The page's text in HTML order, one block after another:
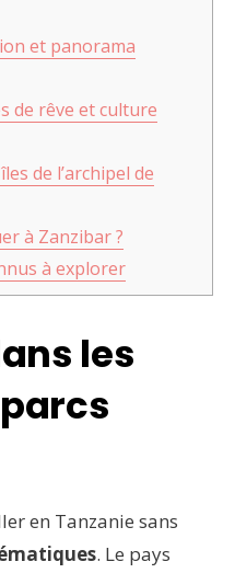
et panorama
de rêve et culture
de l’archipel de
à Zanzibar ?
à explorer
les
en Tanzanie sans
. Le pays